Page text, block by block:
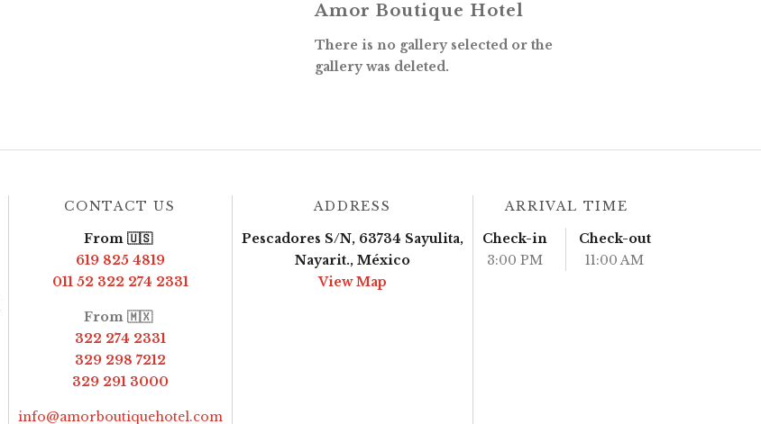
Amor Boutique Hotel
There is no gallery selected or the
gallery was deleted.
CONTACT US
From 🇺🇸
619 825 4819
011 52 322 274 2331
From 🇲🇽
322 274 2331
329 298 7212
329 291 3000
info@amorboutiquehotel.com
ADDRESS
Pescadores S/N, 63734 Sayulita,
Nayarit., México
View Map
ARRIVAL TIME
Check-in
3:00 PM
Check-out
11:00 AM